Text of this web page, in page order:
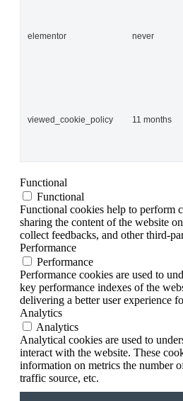
elementor never
viewed_cookie_policy 11 months
Functional
Functional
Functional cookies help to perform
sharing the content of the website
collect feedbacks, and other third-
Performance
Performance
Performance cookies are used to
key performance indexes of the
delivering a better user experience
Analytics
Analytics
Analytical cookies are used to
interact with the website. These
information on metrics the number
traffic source, etc.